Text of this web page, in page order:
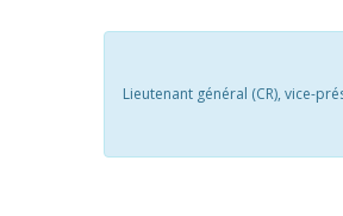
Lieutenant général (CR), vice-